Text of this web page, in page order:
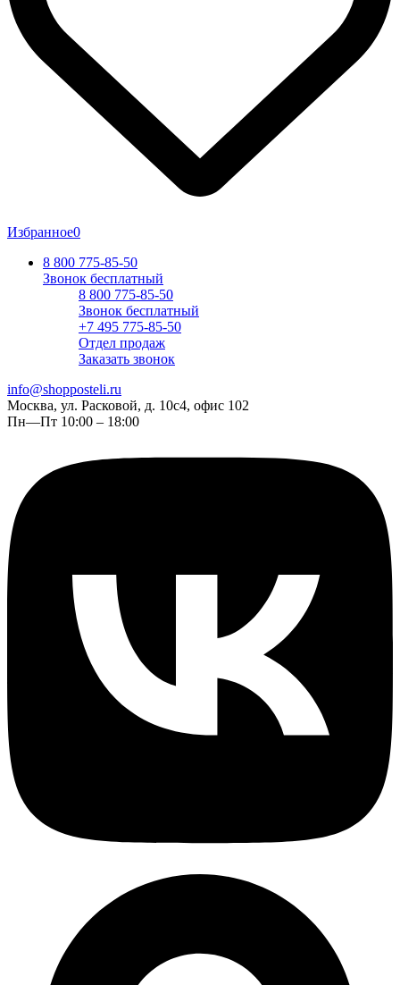
Избранное0
8 800 775-85-50
Звонок бесплатный
8 800 775-85-50
Звонок бесплатный
+7 495 775-85-50
Отдел продаж
Заказать звонок
info@shopposteli.ru
Москва, ул. Расковой, д. 10с4, офис 102
Пн—Пт 10:00 – 18:00